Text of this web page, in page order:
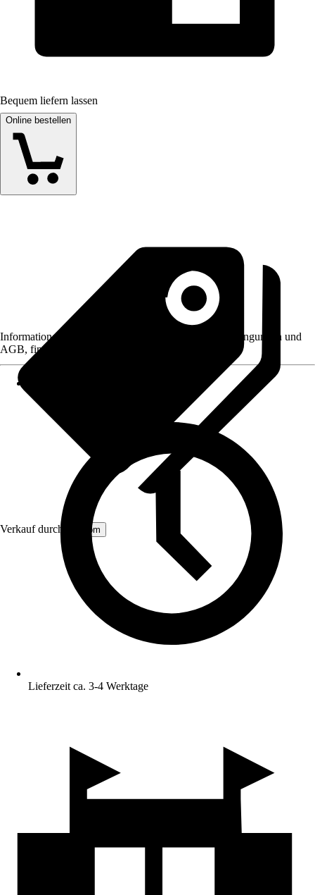
Bequem liefern lassen
Online bestellen
Verkauf durch: Aosom
Informationen des Verkäufers, wie z. B. Rückgabebedingungen und
AGB, finden Sie bei Klick auf den Verkäufernamen.
Lieferzeit ca. 3-4 Werktage